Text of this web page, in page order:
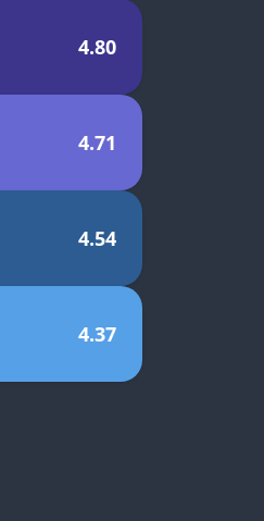
4.80
4.71
4.54
4.37